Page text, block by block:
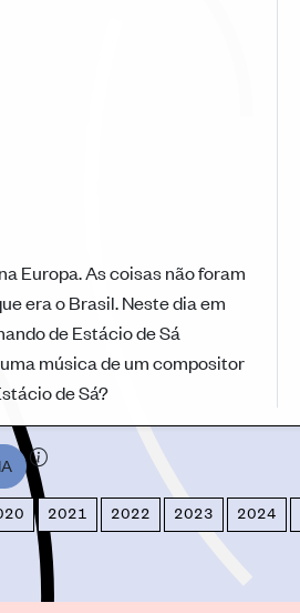
Europa. As coisas não foram
era o Brasil. Neste dia em
de Estácio de Sá
música de um compositor
de Sá?
2021 2022 2023 2024